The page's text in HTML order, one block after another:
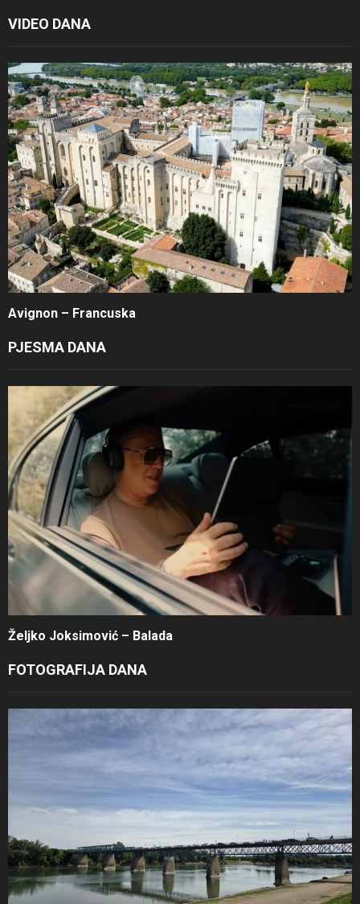
VIDEO DANA
Avignon – Francuska
PJESMA DANA
Željko Joksimović – Balada
FOTOGRAFIJA DANA